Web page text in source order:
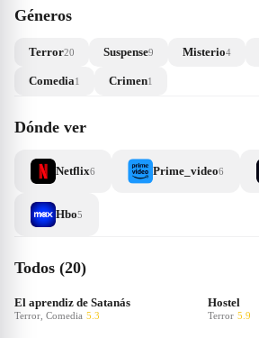
Géneros
Terror20 Suspense9 Misterio4
Comedia1 Crimen1
Dónde ver
Netflix6 Prime_video6
Hbo5
Todos (20)
El aprendiz de Satanás
Terror, Comedia 5.3
Hostel
Terror 5.9